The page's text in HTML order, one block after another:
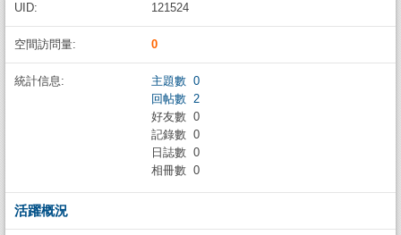
UID: 121524
空間訪問量: 0
統計信息:
主題數 0
回帖數 2
好友數 0
記錄數 0
日誌數 0
相冊數 0
活躍概況